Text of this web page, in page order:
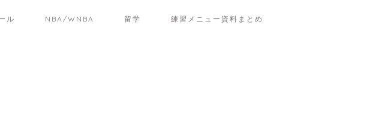
ル NBA/WNBA 留学 練習メニュー資料まとめ